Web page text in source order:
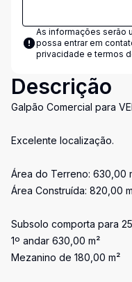
As informações serão
possa entrar em
privacidade e termos
Descrição
Galpão Comercial para
Excelente localização.
Área do Terreno: 630,00
Área Construída: 820,00
Subsolo comporta para
1º andar 630,00 m²
Mezanino de 180,00 m²